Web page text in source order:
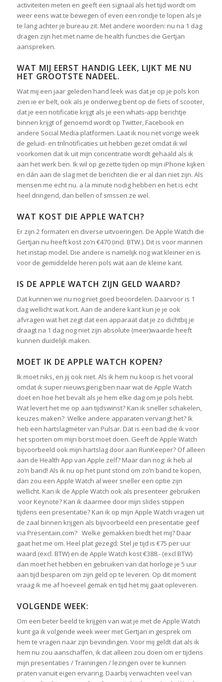
activiteiten meten en geeft een signaal als het tijd wordt om
weer eens wat te bewegen of even een rondje te lopen als je
te lang achter je bureau zit. Met andere woorden: nu na 1 dag
dragen zijn het met name de health functies die Gertjan
aanspreken.
WAT MIJ EERST HANDIG LEEK, LIJKT ME NU
HET GROOTSTE NADEEL.
Wat mij een jaar geleden hand leek was dat je op je pols kon
zien ie er belt, ook als je onderweg bent op de fiets of scooter,
dat je een notificatie krijgt als je een whats-app berichtje
binnen krijgt of genoemd wordt op Twitter, Facebook en
andere Social Media platformen. Laat ik nou net vorige week
de geluid- en trilnotificaties uit hebben gezet omdat ik wil
voorkomen dat ik uit mijn concentratie wordt gehaald als ik
aan het werk ben. Ik wil op gezette tijden op mijn iPhone kijken
en dán aan de slag met de berichten die er al dan niet zijn. Als
mensen me echt nu. a la minute nodig hebben en het is echt
heel dringend, dan bellen of smssen ze wel.
WAT KOST DIE APPLE WATCH?
Er zijn 2 formaten en diverse uitvoeringen. De Apple Watch die
Gertjan nu heeft kost zo’n €470 (incl. BTW.). Dit is voor mannen
het instap model. Die andere is namelijk nog wat kleiner en is
voor de gemiddelde heren pols wat aan de kleine kant.
IS DE APPLE WATCH ZIJN GELD WAARD?
Dat kunnen we nu nog niet goed beoordelen. Daarvoor is 1
dag wellicht wat kort. Aan de andere kant kun je je ook
afvragen wat het zegt dat een apparaat dat je zo dichtbij je
draagt na 1 dag nog niet zijn absolute (meer)waarde heeft
kunnen duidelijk maken.
MOET IK DE APPLE WATCH KOPEN?
Ik moet niks, en jij ook niet. Als ik hem nu koop is het vooral
omdat ik super nieuwsgierig ben naar wat de Apple Watch
doet en hoe het bevalt als je hem elke dag om je pols hebt.
Wat levert het me op aan tijdswinst? Kan ik sneller schakelen,
keuzes maken? Welke andere apparaten vervangt het? Ik
heb een hartslagmeter van Pulsar. Dat is een bad die ik voor
het sporten om mijn borst moet doen. Geeft de Apple Watch
bijvoorbeeld ook mijn hartslag door aan RunKeeper? Of alleen
aan de Health App van Apple zelf? Maar dan nog: ik heb al
zo’n band! Als ik nu op het punt stond om zo’n band te kopen,
dan zou een Apple Watch al weer sneller een optie zijn
wellicht. Kan ik de Apple Watch ook als presenteer gebruiken
voor Keynote? Kan ik daarmee door mijn slides stippen
tijdens een presentatie? Kan ik op mijn Apple Watch vragen uit
de zaal binnen krijgen als bijvoorbeeld een presentatie geef
via Presentain.com? Welke gemakken biedt het mij? Daar
gaat het me om. Heel plat gezegd: Stel je tijd is €75 per uur
waard (excl. BTW) en de Apple Watch kost €388.- (excl BTW)
dan moet het hebben en gebruiken van dat horloge je 5 uur
aan tijd besparen om zijn geld op te leveren. Op dit moment
vraag ik me af hoeveel gemak en tijd het mij gaat opleveren.
VOLGENDE WEEK:
Om een beter beeld te krijgen van wat je met de Apple Watch
kunt ga ik volgende week weer met Gertjan in gesprek om
hem te vragen naar zijn bevindingen. Voor mij geldt dat als ik
hem nu zou aanschaffen, ik dat alleen zou doen om er tijdens
mijn presentaties / Trainingen / lezingen over te kunnen
praten vanuit eigen ervaring. Daarbij verwachten veel van